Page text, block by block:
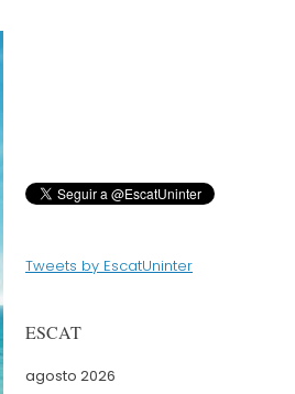
Tweets by EscatUninter
ESCAT
agosto 2026